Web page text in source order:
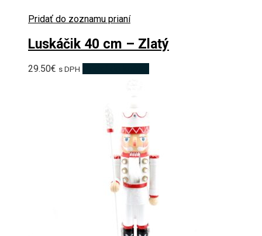
Pridať do zoznamu prianí
Luskáčik 40 cm – Zlatý
29.50€ s DPH